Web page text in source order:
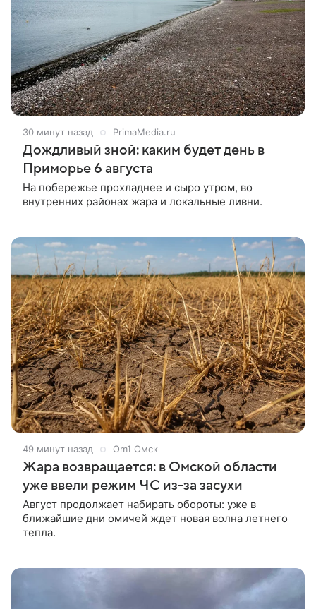
30 минут назад PrimaMedia.ru
Дождливый зной: каким будет день в
Приморье 6 августа
На побережье прохладнее и сыро утром, во
внутренних районах жара и локальные ливни.
49 минут назад Om1 Омск
Жара возвращается: в Омской области
уже ввели режим ЧС из-за засухи
Август продолжает набирать обороты: уже в
ближайшие дни омичей ждет новая волна летнего
тепла.